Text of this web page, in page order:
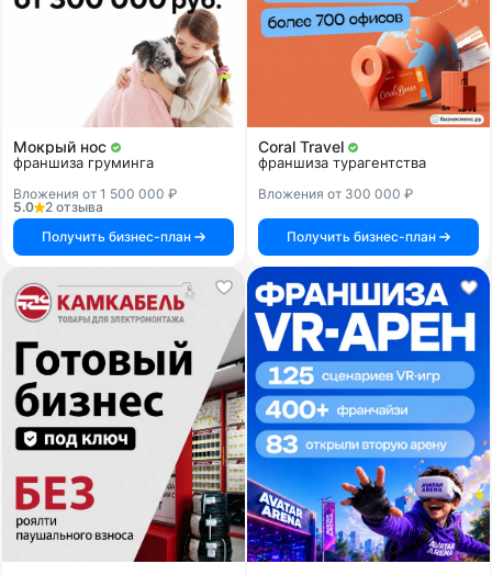
Мокрый нос
франшиза груминга
Вложения от 1 500 000 ₽
5.0
2 отзыва
Получить бизнес-план
Coral Travel
франшиза турагентства
Вложения от 300 000 ₽
Получить бизнес-план